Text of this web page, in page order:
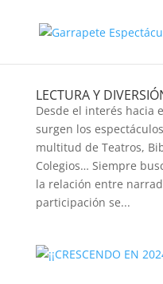
LECTURA Y
Desde el interés hacia
surgen los
multitud de Teatros,
Colegios… Siempre
la relación entre
participación se...